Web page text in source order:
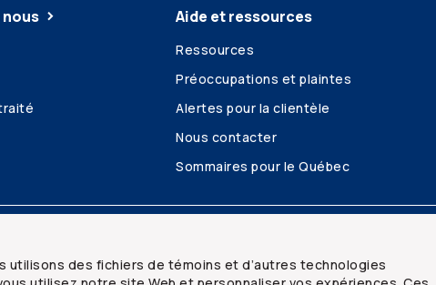
utilisons des fichiers de témoins et d’autres technologies
nous Aide et ressources
Ressources
Préoccupations et plaintes
Alertes pour la clientèle
Nous contacter
Sommaires pour le Québec